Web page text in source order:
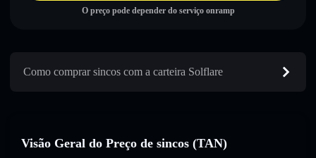
O preço pode depender do serviço onramp
Como comprar sincos com a carteira Solflare
Visão Geral do Preço de sincos (TAN)